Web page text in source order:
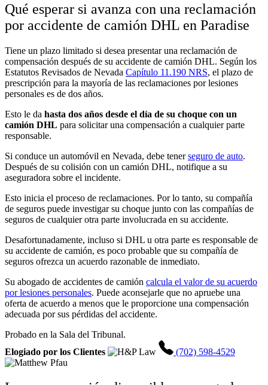
Qué esperar si avanza con una reclamación
por accidente de camión DHL en Paradise
Tiene un plazo limitado si desea presentar una reclamación de
compensación después de su accidente de camión DHL. Según los
Estatutos Revisados de Nevada Capítulo 11.190 NRS, el plazo de
prescripción para la mayoría de las reclamaciones por lesiones
personales es de dos años.
Esto le da hasta dos años desde el día de su choque con un
camión DHL para solicitar una compensación a cualquier parte
responsable.
Si conduce un automóvil en Nevada, debe tenerseguro de auto.
Después de su colisión con un camión DHL, notifique a su
aseguradora sobre el incidente.
Esto inicia el proceso de reclamaciones. Por lo tanto, su compañía
de seguros puede investigar su choque junto con las compañías de
seguros de cualquier otra parte involucrada en su accidente.
Desafortunadamente, incluso si DHL u otra parte es responsable de
su accidente de camión, es poco probable que su compañía de
seguros ofrezca un acuerdo razonable de inmediato.
Su abogado de accidentes de camión calcula el valor de su acuerdo
por lesiones personales. Puede aconsejarle que no apruebe una
oferta de acuerdo a menos que le proporcione una compensación
adecuada por sus pérdidas del accidente.
Probado en la Sala del Tribunal.
Elogiado por los Clientes
(702) 598-4529